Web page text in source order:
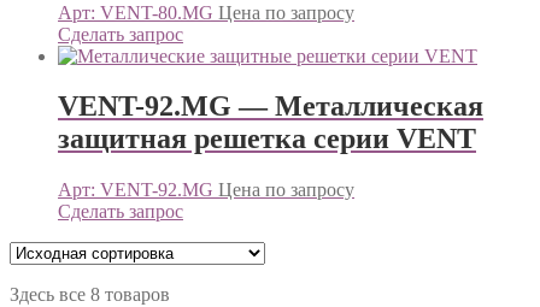
Арт: VENT-80.MG Цена по запросу
Сделать запрос
VENT-92.MG — Металлическая
защитная решетка серии VENT
Арт: VENT-92.MG Цена по запросу
Сделать запрос
Здесь все 8 товаров